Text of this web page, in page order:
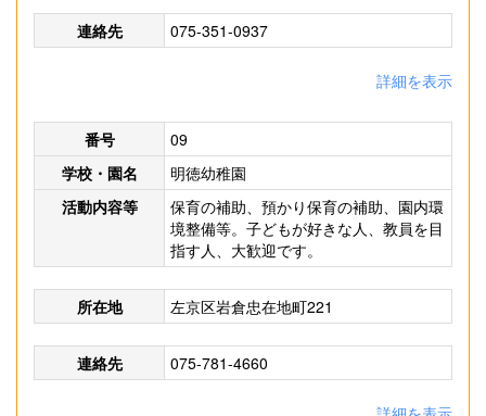
連絡先 075-351-0937
詳細を表示
番号
09
学校・園名
明徳幼稚園
活動内容等
保育の補助、預かり保育の補助、園内環
境整備等。子どもが好きな人、教員を目
指す人、大歓迎です。
所在地 左京区岩倉忠在地町221
連絡先 075-781-4660